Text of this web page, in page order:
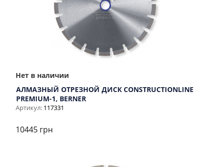
Нет в наличии
АЛМАЗНЫЙ ОТРЕЗНОЙ ДИСК CONSTRUCTIONLINE
PREMIUM-1, BERNER
Артикул: 117331
10445 грн